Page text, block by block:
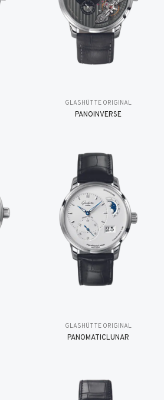
GLASHÜTTE ORIGINAL
PANOINVERSE
GLASHÜTTE ORIGINAL
PANOMATICLUNAR